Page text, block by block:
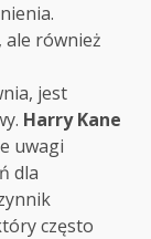
również
jest
Harry Kane
uwagi
dla
często